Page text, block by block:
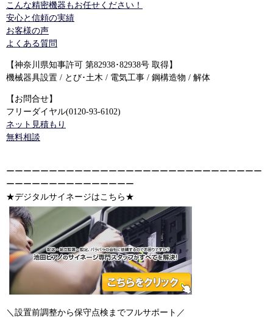
こんな精密機器もお任せください！
安心と信頼の実績
お客様の声
よくある質問
【神奈川県知事許可 第82938･82938号 取得】
機械器具設置 / とび･土木 / 電気工事 / 鋼構造物 / 解体
【お問合せ】
フリーダイヤル(0120-93-6102)
ネット見積もり
無料相談
ーーーーーーーーーーーーーーーーーーーーーーーーーーーーーー
ーーーーーーーーーーーーーーー
★デジタルサイネージはこちら★
＼設置前調整から保守点検までフルサポート／